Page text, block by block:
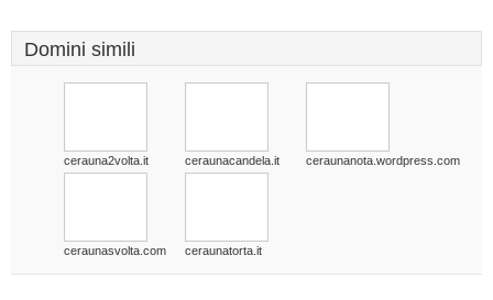
Domini simili
cerauna2volta.it ceraunacandela.it ceraunanota.wordpress.com
ceraunasvolta.com ceraunatorta.it